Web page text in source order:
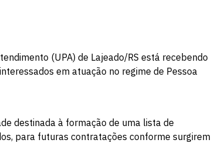
(UPA) de Lajeado/RS está recebendo
em atuação no regime de Pessoa
destinada à formação de uma lista de
para futuras contratações conforme surgirem